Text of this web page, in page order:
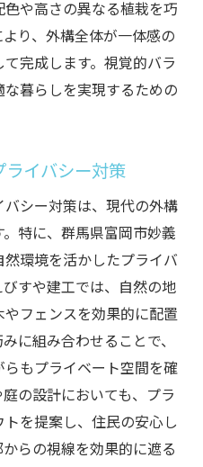
や高さの異なる植栽を巧
り、外構全体が一体感の
完成します。視覚的バラ
暮らしを実現するための
ライバシー対策
シー対策は、現代の外構
特に、群馬県富岡市妙義
環境を活かしたプライバ
すや建工では、自然の地
フェンスを効果的に配置
に組み合わせることで、
もプライベート空間を確
の設計においても、プラ
を提案し、住民の安心し
らの視線を効果的に遮る